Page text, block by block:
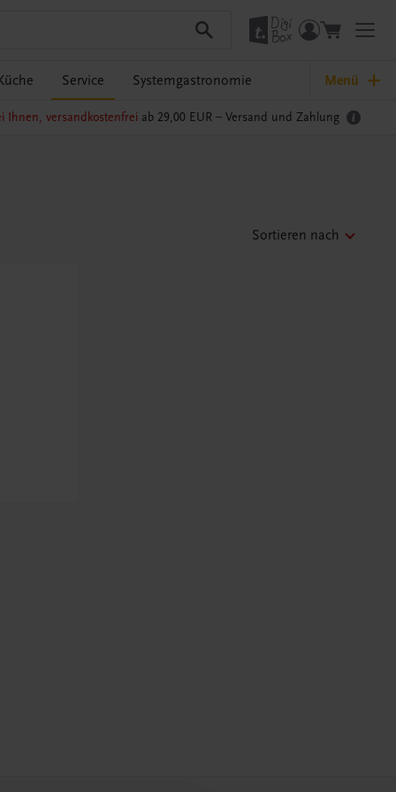
Service Systemgastronomie Menü
Ihnen, versandkostenfrei ab 29,00 EUR – Versand und Zahlung
Sortieren nach